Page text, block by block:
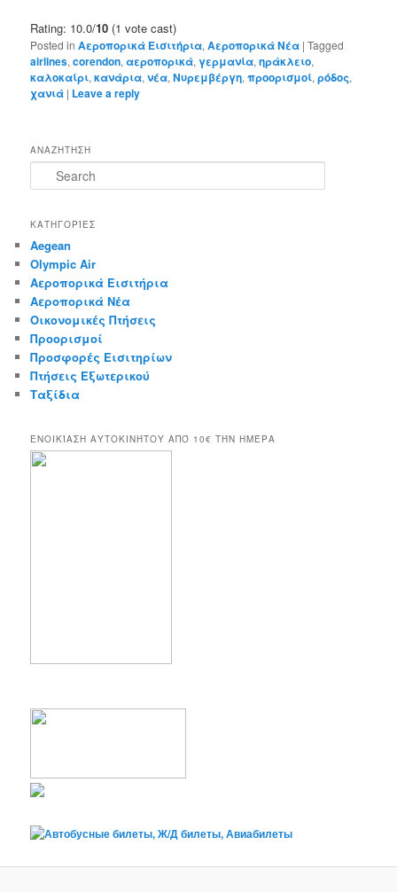
Rating: 10.0/10 (1 vote cast)
Posted in Αεροπορικά Εισιτήρια,Αεροπορικά Νέα |Tagged
airlines,corendon,αεροπορικά,γερμανία,ηράκλειο,
καλοκαίρι,κανάρια,νέα,Νυρεμβέργη,προορισμοί,ρόδος,
χανιά | Leave a reply
ΑΝΑΖΗΤΗΣΗ
e
r
h
ΚΑΤΗΓΟΡΊΕΣ
Aegean
Olympic Air
Αεροπορικά Εισιτήρια
Αεροπορικά Νέα
Οικονομικές Πτήσεις
Προορισμοί
Προσφορές Εισιτηρίων
Πτήσεις Εξωτερικού
Ταξίδια
ΕΝΟΙΚΊΑΣΗ ΑΥΤΟΚΙΝΉΤΟΥ ΑΠΌ 10€ ΤΉΝ ΗΜΈΡΑ